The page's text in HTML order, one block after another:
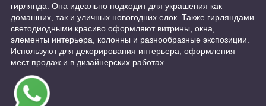
гирлянда. Она идеально подходит для украшения как
домашних, так и уличных новогодних елок. Также гирляндами
светодиодными красиво оформляют витрины, окна,
элементы интерьера, колонны и разнообразные экспозиции.
Используют для декорирования интерьера, оформления
мест продаж и в дизайнерских работах.